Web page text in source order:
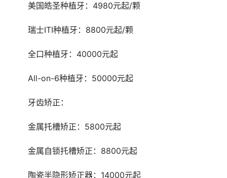
	美国皓圣种植牙：4980元起/颗
	瑞士ITI种植牙：8800元起/颗
	全口种植牙：40000元起
	All-on-6种植牙：50000元起
	牙齿矫正：
	金属托槽矫正：5800元起
	金属自锁托槽矫正：8800元起
	陶瓷半隐形矫正器：14000元起